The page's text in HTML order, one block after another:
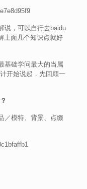
说，可以自行去baidu
上面几个知识点就好
基础学问最大的当属
开始说起，先回顾一
／模特、背景、点缀